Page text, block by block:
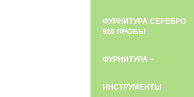
ФУРНИТУРА СЕРЕБРО
925 ПРОБЫ
ФУРНИТУРА
ИНСТРУМЕНТЫ